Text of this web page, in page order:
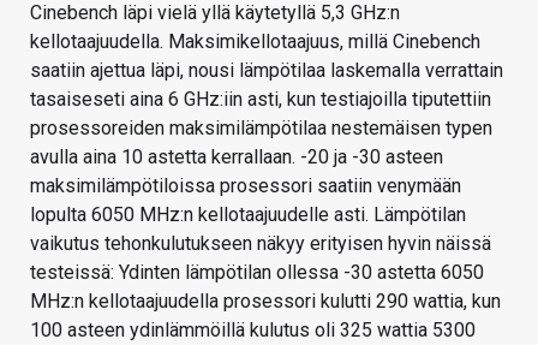
Cinebench läpi vielä yllä käytetyllä 5,3 GHz:n
kellotaajuudella. Maksimikellotaajuus, millä Cinebench
saatiin ajettua läpi, nousi lämpötilaa laskemalla verrattain
tasaiseseti aina 6 GHz:iin asti, kun testiajoilla tiputettiin
prosessoreiden maksimilämpötilaa nestemäisen typen
avulla aina 10 astetta kerrallaan. -20 ja -30 asteen
maksimilämpötiloissa prosessori saatiin venymään
lopulta 6050 MHz:n kellotaajuudelle asti. Lämpötilan
vaikutus tehonkulutukseen näkyy erityisen hyvin näissä
testeissä: Ydinten lämpötilan ollessa -30 astetta 6050
MHz:n kellotaajuudella prosessori kulutti 290 wattia, kun
100 asteen ydinlämmöillä kulutus oli 325 wattia 5300